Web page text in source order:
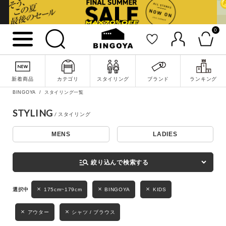
0
新着商品 カテゴリ スタイリング ブランド ランキング
詳細検索
キーワード
性別
MENS LADIES KIDS
BINGOYA スタイリング一覧
STYLING
MENS LADIES
manage_search 絞り込んで検索する
175cm~179cm BINGOYA KIDS
アウター シャツ / ブラウス